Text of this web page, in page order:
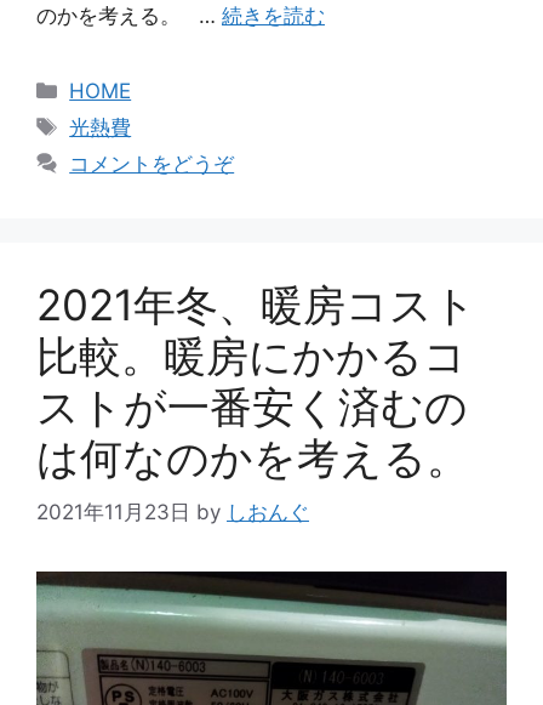
のかを考える。 … 続きを読む
カ
テ
リ
HOME
タ
グ
光熱費
コメントをどうぞ
2021年冬、暖房コスト
比較。暖房にかかるコ
ストが一番安く済むの
は何なのかを考える。
2021年11月23日 by しおんぐ